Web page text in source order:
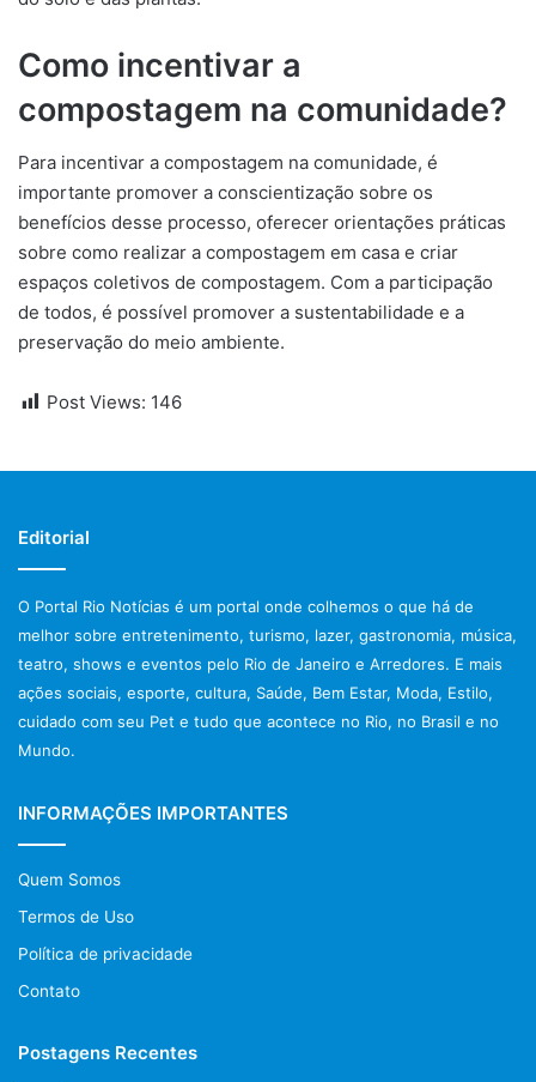
Como incentivar a
compostagem na comunidade?
Para incentivar a compostagem na comunidade, é
importante promover a conscientização sobre os
benefícios desse processo, oferecer orientações práticas
sobre como realizar a compostagem em casa e criar
espaços coletivos de compostagem. Com a participação
de todos, é possível promover a sustentabilidade e a
preservação do meio ambiente.
Post Views: 146
Editorial
O Portal Rio Notícias é um portal onde colhemos o que há de
melhor sobre entretenimento, turismo, lazer, gastronomia, música,
teatro, shows e eventos pelo Rio de Janeiro e Arredores. E mais
ações sociais, esporte, cultura, Saúde, Bem Estar, Moda, Estilo,
cuidado com seu Pet e tudo que acontece no Rio, no Brasil e no
Mundo.
INFORMAÇÕES IMPORTANTES
Quem Somos
Termos de Uso
Política de privacidade
Contato
Postagens Recentes